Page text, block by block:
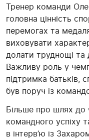
Тренер команди
головна цінність
перемогах та
виховувати
долати труднощі та
Важливу роль у
підтримка батьків,
був поруч із
Більше про шлях до
командного успіху
в інтерв’ю із